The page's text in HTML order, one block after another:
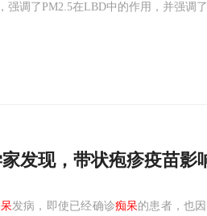
调了PM2.5在LBD中的作用，并强调
发现，带状疱疹疫苗影
发病，即使已经确诊痴呆的患者，也